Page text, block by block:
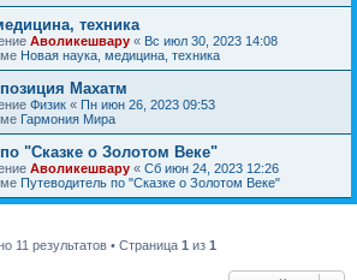
техника
Аволикешвару « Вс июл 30, 2023 14:08
Новая наука, медицина, техника
Махатм
Физик « Пн июн 26, 2023 09:53
Гармония Мира
"Сказке о Золотом Веке"
Аволикешвару « Сб июн 24, 2023 12:26
Путеводитель по "Сказке о Золотом Веке"
11 результатов • Страница 1 из 1